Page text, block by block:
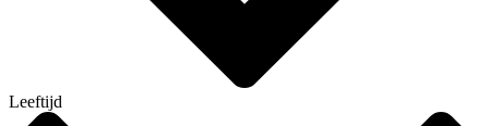
Leeftijd